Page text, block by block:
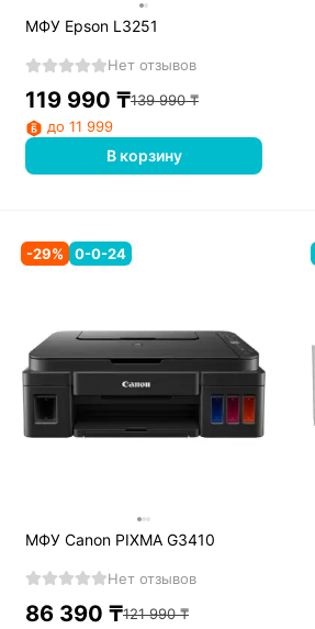
МФУ Epson L3251
Нет отзывов
119 990 ₸139 990₸
до 11 999
В корзину
-29% 0-0-24
МФУ Canon PIXMA G3410
Нет отзывов
86 390 ₸121 990₸